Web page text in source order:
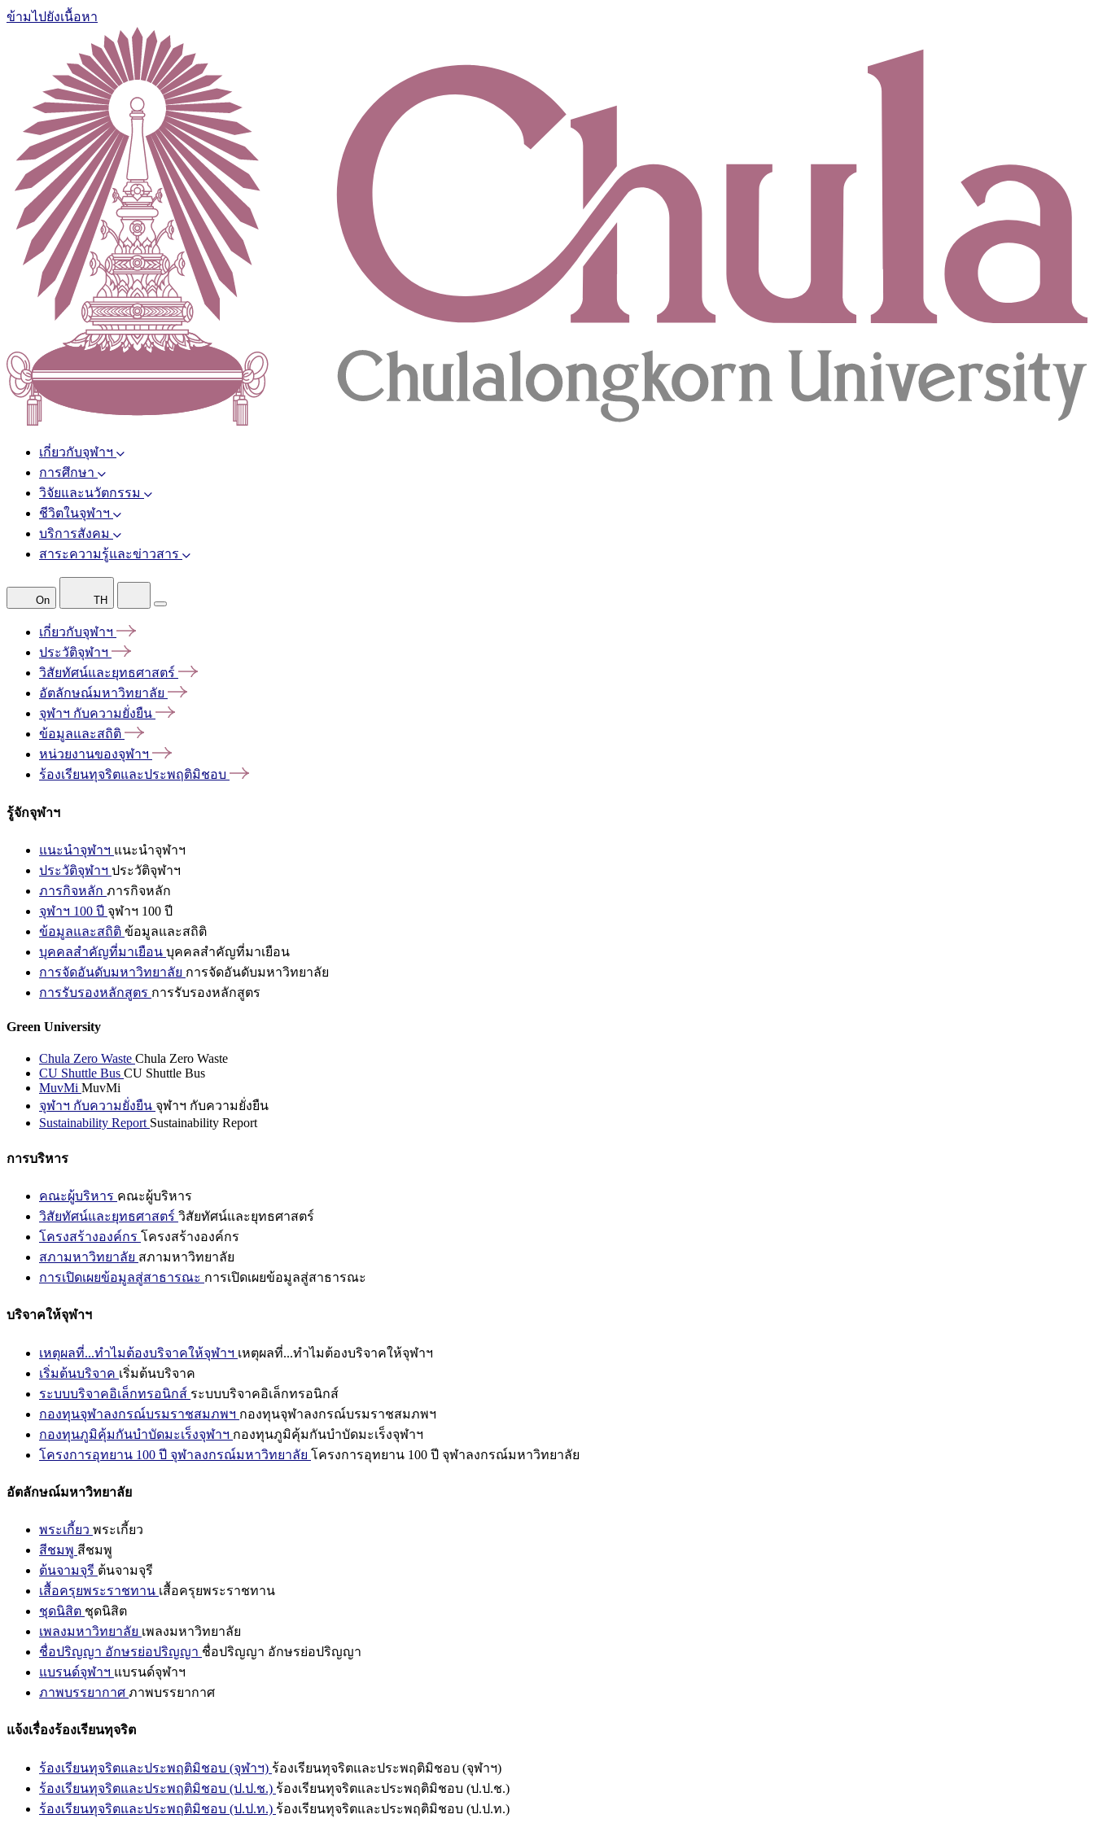
ข้ามไปยังเนื้อหา
เกี่ยวกับจุฬาฯ
การศึกษา
วิจัยและนวัตกรรม
ชีวิตในจุฬาฯ
บริการสังคม
สาระความรู้และข่าวสาร
On TH
เกี่ยวกับจุฬาฯ
ประวัติจุฬาฯ
วิสัยทัศน์และยุทธศาสตร์
อัตลักษณ์มหาวิทยาลัย
จุฬาฯ กับความยั่งยืน
ข้อมูลและสถิติ
หน่วยงานของจุฬาฯ
ร้องเรียนทุจริตและประพฤติมิชอบ
รู้จักจุฬาฯ
แนะนำจุฬาฯ แนะนำจุฬาฯ
ประวัติจุฬาฯ ประวัติจุฬาฯ
ภารกิจหลัก ภารกิจหลัก
จุฬาฯ 100 ปี จุฬาฯ 100 ปี
ข้อมูลและสถิติ ข้อมูลและสถิติ
บุคคลสำคัญที่มาเยือน บุคคลสำคัญที่มาเยือน
การจัดอันดับมหาวิทยาลัย การจัดอันดับมหาวิทยาลัย
การรับรองหลักสูตร การรับรองหลักสูตร
Green University
Chula Zero Waste Chula Zero Waste
CU Shuttle Bus CU Shuttle Bus
MuvMi MuvMi
จุฬาฯ กับความยั่งยืน จุฬาฯ กับความยั่งยืน
Sustainability Report Sustainability Report
การบริหาร
คณะผู้บริหาร คณะผู้บริหาร
วิสัยทัศน์และยุทธศาสตร์ วิสัยทัศน์และยุทธศาสตร์
โครงสร้างองค์กร โครงสร้างองค์กร
สภามหาวิทยาลัย สภามหาวิทยาลัย
การเปิดเผยข้อมูลสู่สาธารณะ การเปิดเผยข้อมูลสู่สาธารณะ
บริจาคให้จุฬาฯ
เหตุผลที่...ทำไมต้องบริจาคให้จุฬาฯ เหตุผลที่...ทำไมต้องบริจาคให้จุฬาฯ
เริ่มต้นบริจาค เริ่มต้นบริจาค
ระบบบริจาคอิเล็กทรอนิกส์ ระบบบริจาคอิเล็กทรอนิกส์
กองทุนจุฬาลงกรณ์บรมราชสมภพฯ กองทุนจุฬาลงกรณ์บรมราชสมภพฯ
กองทุนภูมิคุ้มกันบำบัดมะเร็งจุฬาฯ กองทุนภูมิคุ้มกันบำบัดมะเร็งจุฬาฯ
โครงการอุทยาน 100 ปี จุฬาลงกรณ์มหาวิทยาลัย โครงการอุทยาน 100 ปี จุฬาลงกรณ์มหาวิทยาลัย
อัตลักษณ์มหาวิทยาลัย
พระเกี้ยว พระเกี้ยว
สีชมพู สีชมพู
ต้นจามจุรี ต้นจามจุรี
เสื้อครุยพระราชทาน เสื้อครุยพระราชทาน
ชุดนิสิต ชุดนิสิต
เพลงมหาวิทยาลัย เพลงมหาวิทยาลัย
ชื่อปริญญา อักษรย่อปริญญา ชื่อปริญญา อักษรย่อปริญญา
แบรนด์จุฬาฯ แบรนด์จุฬาฯ
ภาพบรรยากาศ ภาพบรรยากาศ
แจ้งเรื่องร้องเรียนทุจริต
ร้องเรียนทุจริตและประพฤติมิชอบ (จุฬาฯ) ร้องเรียนทุจริตและประพฤติมิชอบ (จุฬาฯ)
ร้องเรียนทุจริตและประพฤติมิชอบ (ป.ป.ช.) ร้องเรียนทุจริตและประพฤติมิชอบ (ป.ป.ช.)
ร้องเรียนทุจริตและประพฤติมิชอบ (ป.ป.ท.) ร้องเรียนทุจริตและประพฤติมิชอบ (ป.ป.ท.)